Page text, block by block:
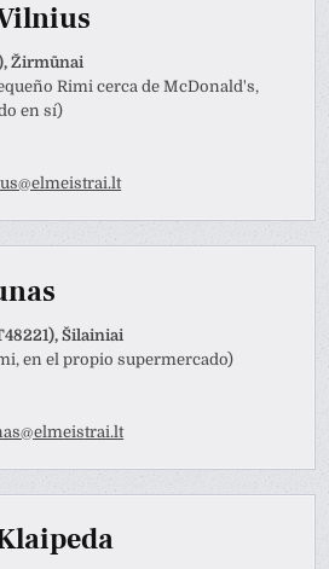
Žirmūnai
Rimi cerca de McDonald's,
en sí)
Šilainiai
en el propio supermercado)